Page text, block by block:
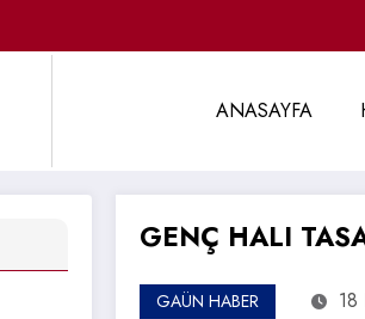
ANASAYFA
GENÇ HALI
GAÜN HABER 18